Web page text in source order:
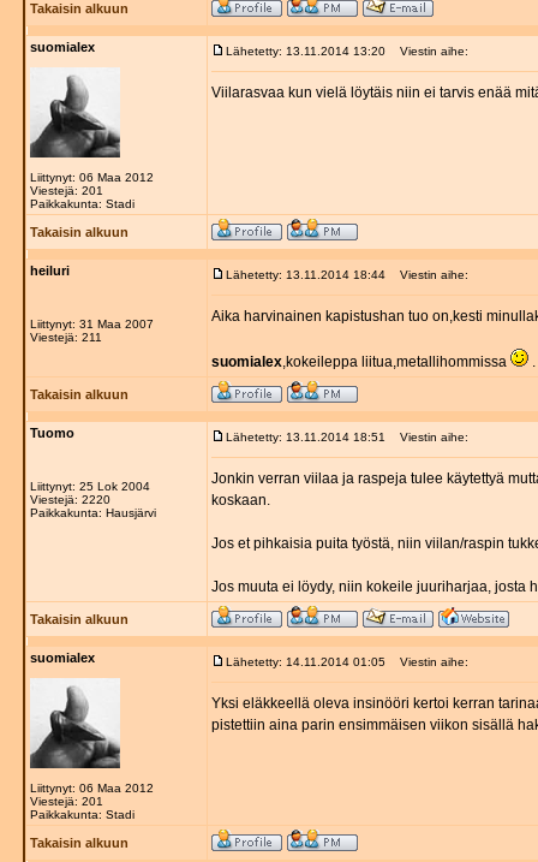
Takaisin alkuun
suomialex
Liittynyt: 06 Maa 2012
Viestejä: 201
Paikkakunta: Stadi
Lähetetty: 13.11.2014 13:20 Viestin aihe:
Viilarasvaa kun vielä löytäis niin ei tarvis enää
Takaisin alkuun
heiluri
Liittynyt: 31 Maa 2007
Viestejä: 211
Lähetetty: 13.11.2014 18:44 Viestin aihe:
Aika harvinainen kapistushan tuo on,kesti
suomialex,kokeileppa liitua,metallihommissa .
Takaisin alkuun
Tuomo
Liittynyt: 25 Lok 2004
Viestejä: 2220
Paikkakunta: Hausjärvi
Lähetetty: 13.11.2014 18:51 Viestin aihe:
Jonkin verran viilaa ja raspeja tulee käytettyä
koskaan.
Jos et pihkaisia puita työstä, niin viilan/raspin
Jos muuta ei löydy, niin kokeile juuriharjaa, josta
Takaisin alkuun
suomialex
Liittynyt: 06 Maa 2012
Viestejä: 201
Paikkakunta: Stadi
Lähetetty: 14.11.2014 01:05 Viestin aihe:
Yksi eläkkeellä oleva insinööri kertoi kerran
pistettiin aina parin ensimmäisen viikon sisällä
Takaisin alkuun